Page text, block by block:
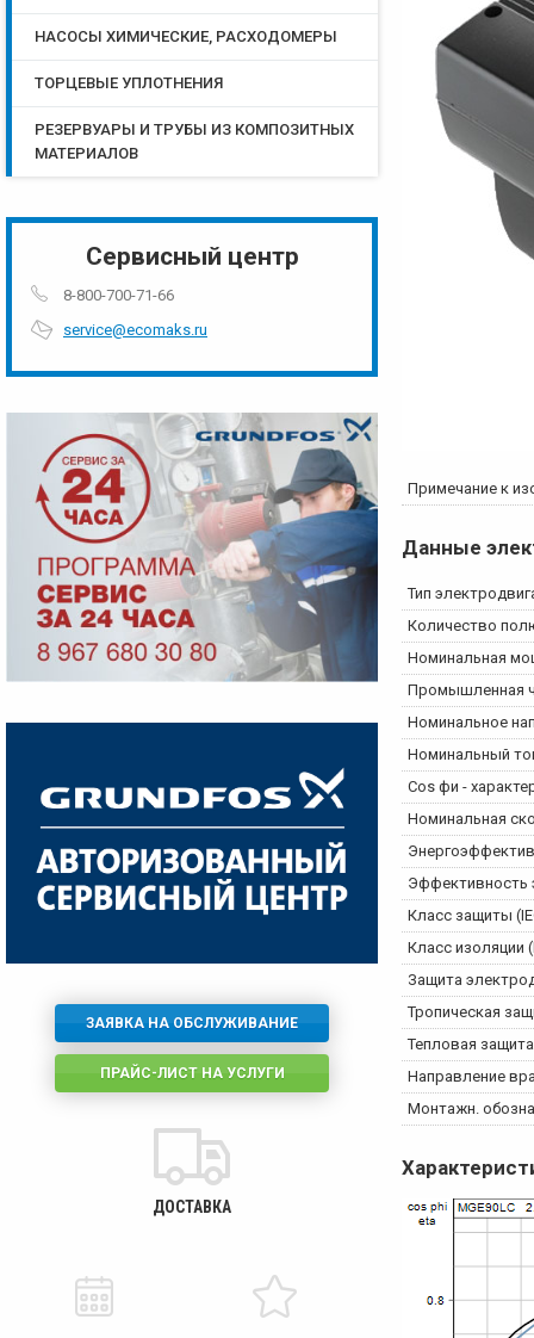
Примечание к
Данные
Тип
Количество
Номинальная
Промышленная
Номинальное
Номинальный
Cos фи -
Номинальная
Эффективность
Класс защиты
Класс изоляции
Защита
Тропическая
Тепловая защита
Направление
Монтажн.
НАСОСЫ ХИМИЧЕСКИЕ, РАСХОДОМЕРЫ
ТОРЦЕВЫЕ УПЛОТНЕНИЯ
РЕЗЕРВУАРЫ И ТРУБЫ ИЗ КОМПОЗИТНЫХ
МАТЕРИАЛОВ
Сервисный центр
8-800-700-71-66
service@ecomaks.ru
ЗАЯВКА НА ОБСЛУЖИВАНИЕ
ПРАЙС-ЛИСТ НА УСЛУГИ
ДОСТАВКА